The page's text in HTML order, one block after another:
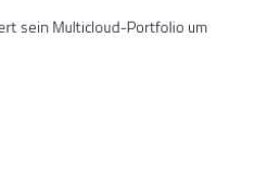
sein Multicloud-Portfolio um